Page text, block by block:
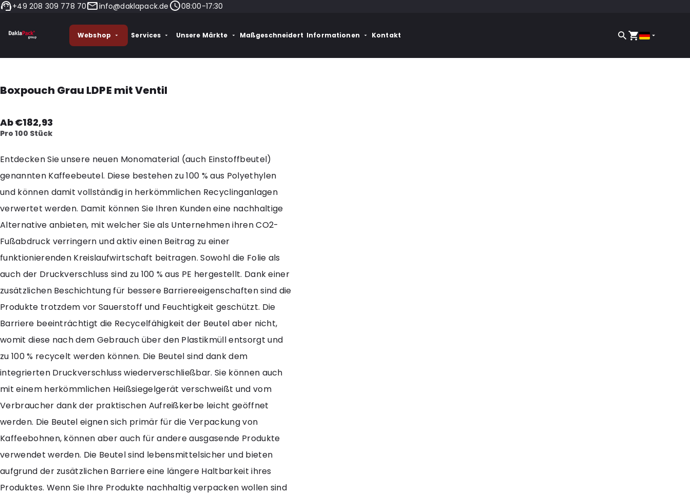
+49 208 309 778 70 info@daklapack.de 08:00-17:30
Webshop Services Unsere Märkte Maßgeschneidert Informationen Kontakt
Boxpouch Grau LDPE mit Ventil
Ab €182,93
Pro 100 Stück
Entdecken Sie unsere neuen Monomaterial (auch Einstoffbeutel)
genannten Kaffeebeutel. Diese bestehen zu 100 % aus Polyethylen
und können damit vollständig in herkömmlichen Recyclinganlagen
verwertet werden. Damit können Sie Ihren Kunden eine nachhaltige
Alternative anbieten, mit welcher Sie als Unternehmen ihren CO2-
Fußabdruck verringern und aktiv einen Beitrag zu einer
funktionierenden Kreislaufwirtschaft beitragen. Sowohl die Folie als
auch der Druckverschluss sind zu 100 % aus PE hergestellt. Dank einer
zusätzlichen Beschichtung für bessere Barriereeigenschaften sind die
Produkte trotzdem vor Sauerstoff und Feuchtigkeit geschützt. Die
Barriere beeinträchtigt die Recycelfähigkeit der Beutel aber nicht,
womit diese nach dem Gebrauch über den Plastikmüll entsorgt und
zu 100 % recycelt werden können. Die Beutel sind dank dem
integrierten Druckverschluss wiederverschließbar. Sie können auch
mit einem herkömmlichen Heißsiegelgerät verschweißt und vom
Verbraucher dank der praktischen Aufreißkerbe leicht geöffnet
werden. Die Beutel eignen sich primär für die Verpackung von
Kaffeebohnen, können aber auch für andere ausgasende Produkte
verwendet werden. Die Beutel sind lebensmittelsicher und bieten
aufgrund der zusätzlichen Barriere eine längere Haltbarkeit ihres
Produktes. Wenn Sie Ihre Produkte nachhaltig verpacken wollen sind